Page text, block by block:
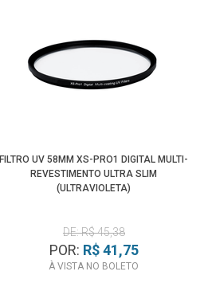
FILTRO UV 58MM XS-PRO1 DIGITAL MULTI-
REVESTIMENTO ULTRA SLIM
(ULTRAVIOLETA)
DE: R$ 45,38
POR: R$ 41,75
À VISTA NO BOLETO